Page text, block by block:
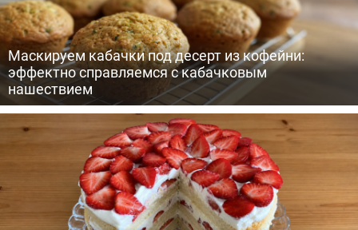
Маскируем кабачки под десерт из кофейни:
эффектно справляемся с кабачковым
нашествием